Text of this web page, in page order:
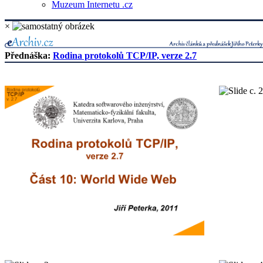
Muzeum Internetu .cz
×
Přednáška: Rodina protokolů TCP/IP, verze 2.7